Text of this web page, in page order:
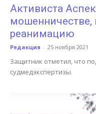
Активиста
мошенничестве,
реанимацию
Редакция - 25 ноября 2021
Защитник отметил, что
судмедэкспертизы.